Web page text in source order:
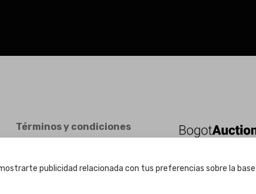
Términos y condiciones
Política de Privacidad
publicidad relacionada con tus preferencias sobre la